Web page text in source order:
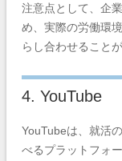
注意点として、企
め、実際の労働環
らし合わせること
4. YouTube
YouTubeは、就活
べるプラットフォ